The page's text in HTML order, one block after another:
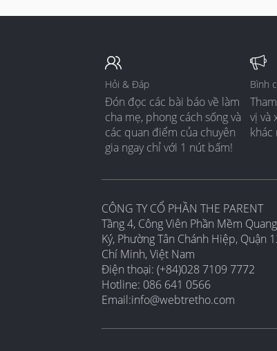
Hỏi & Đáp
Đón đọc các bài báo về làm
cha mẹ, phong cách sống và
các quan điểm của chuyên
gia ngay chỉ với 1 nút bấm!
Bình
vị và
khác
CÔNG TY CỔ PHẦN THE PARENT
Tầng 4, Công Viên Phần Mềm
Ký, Phường Tân Chánh Hiệp, Quận
Chí Minh, Việt Nam
Điện thoại: (+84)028 7109 7772
Hotline: 086 641 0566
Email:info@webtretho.com